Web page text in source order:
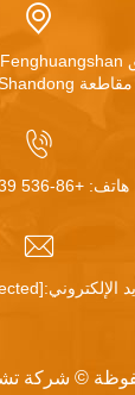
مقاطعة Shandong، الصين
هاتف:+86-536 3532939
الإلكتروني:[email protected]
© شركة